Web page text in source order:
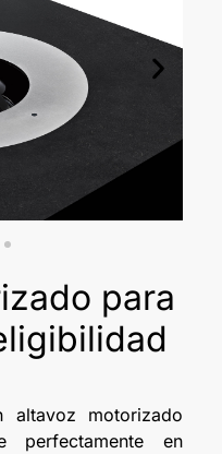
para
altavoz motorizado
perfectamente en